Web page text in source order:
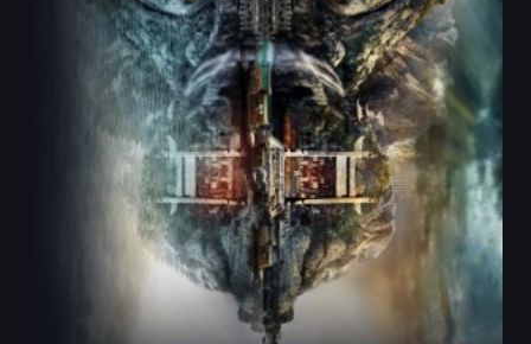
Chiếu